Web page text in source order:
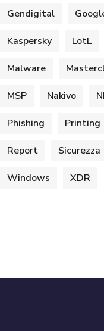
Gendigital
Kaspersky LotL
Malware
MSP Nakivo
Phishing Printing
Report Sicurezza
Windows XDR